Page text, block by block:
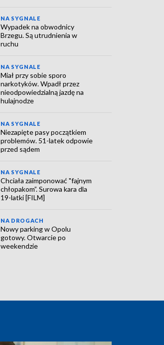
NA SYGNALE
Wypadek na obwodnicy
Brzegu. Są utrudnienia w
ruchu
NA SYGNALE
Miał przy sobie sporo
narkotyków. Wpadł przez
nieodpowiedzialną jazdę na
hulajnodze
NA SYGNALE
Niezapięte pasy początkiem
problemów. 51-latek odpowie
przed sądem
NA SYGNALE
Chciała zaimponować "fajnym
chłopakom”. Surowa kara dla
19-latki [FILM]
NA DROGACH
Nowy parking w Opolu
gotowy. Otwarcie po
weekendzie